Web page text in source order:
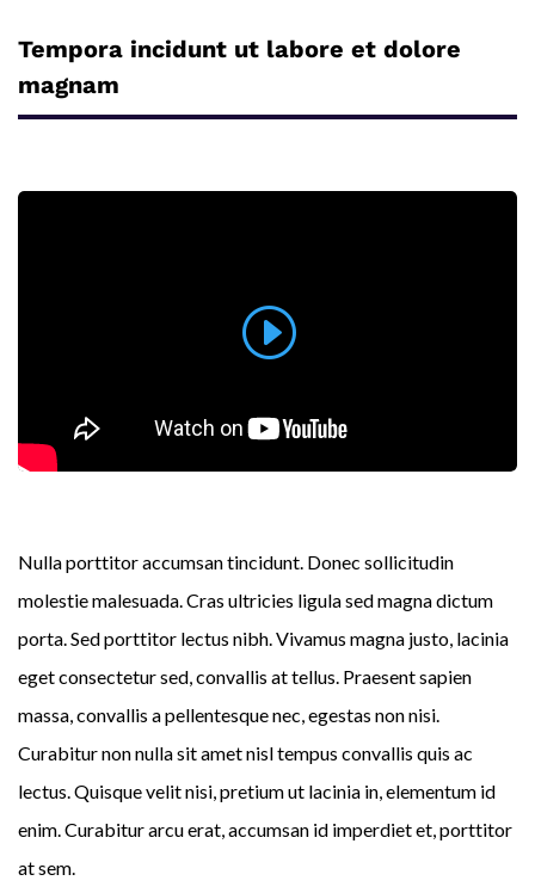
Tempora incidunt ut labore et dolore
magnam
Nulla porttitor accumsan tincidunt. Donec sollicitudin
molestie malesuada. Cras ultricies ligula sed magna dictum
porta. Sed porttitor lectus nibh. Vivamus magna justo, lacinia
eget consectetur sed, convallis at tellus. Praesent sapien
massa, convallis a pellentesque nec, egestas non nisi.
Curabitur non nulla sit amet nisl tempus convallis quis ac
lectus. Quisque velit nisi, pretium ut lacinia in, elementum id
enim. Curabitur arcu erat, accumsan id imperdiet et, porttitor
at sem.